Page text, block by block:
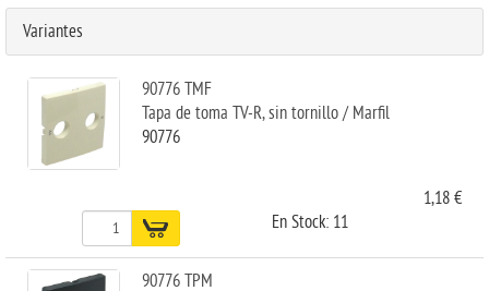
Variantes
90776 TMF
Tapa de toma TV-R, sin tornillo / Marfil
90776
1,18 €
En Stock: 11
90776 TPM